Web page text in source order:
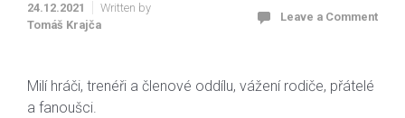
24.12.2021
Written by
Tomáš Krajča
Leave a Comment
Milí hráči, trenéři a členové oddílu, vážení rodiče, přátelé
a fanoušci.